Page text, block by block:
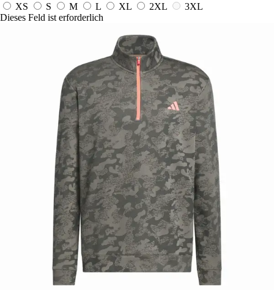
XS S M L XL 2XL
3XL
Dieses Feld ist erforderlich